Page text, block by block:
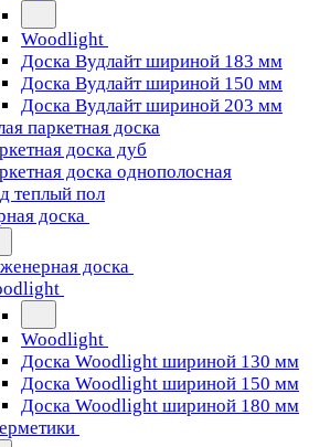
Woodlight
Доска Вудлайт шириной 183 мм
Доска Вудлайт шириной 150 мм
Доска Вудлайт шириной 203 мм
паркетная доска
доска дуб
доска однополосная
теплый пол
доска
доска
Woodlight
Доска Woodlight шириной 130 мм
Доска Woodlight шириной 150 мм
Доска Woodlight шириной 180 мм